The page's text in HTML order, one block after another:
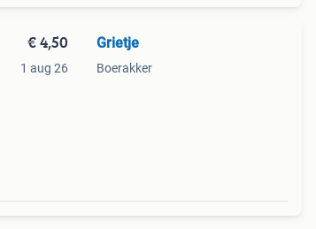
€ 4,50
1 aug 26
Grietje
Boerakker